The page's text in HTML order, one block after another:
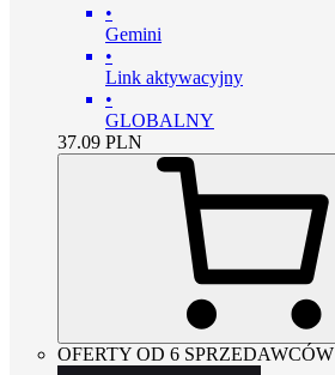
•
Gemini
•
Link aktywacyjny
•
GLOBALNY
37.09 PLN
OFERTY OD 6 SPRZEDAWCÓW